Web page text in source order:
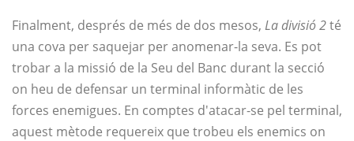
Finalment, després de més de dos mesos, La divisió 2té
una cova per saquejar per anomenar-la seva. Es pot
trobar a la missió de la Seu del Banc durant la secció
on heu de defensar un terminal informàtic de les
forces enemigues. En comptes d'atacar-se pel terminal,
aquest mètode requereix que trobeu els enemics on